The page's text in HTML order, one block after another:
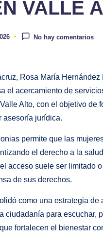
VALLE
No hay comentarios
Rosa María
el acercamiento de
Alto, con el objetivo de
asesoría jurídica.
permite que las
el derecho a la
acceso suele ser limitado
de sus derechos.
como una estrategia
ciudadanía para escuchar,
fortalecen el bienestar